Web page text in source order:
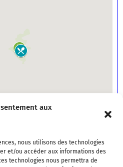
aux
nous utilisons des technologies
et/ou accéder aux informations des
technologies nous permettra de